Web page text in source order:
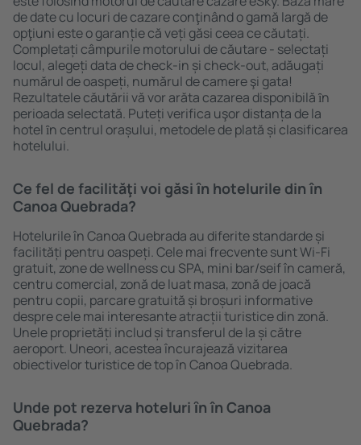
de date cu locuri de cazare conţinând o gamă largă de
opţiuni este o garanție că veți găsi ceea ce căutați.
Completați câmpurile motorului de căutare - selectați
locul, alegeți data de check-in și check-out, adăugați
numărul de oaspeți, numărul de camere şi gata!
Rezultatele căutării vă vor arăta cazarea disponibilă ȋn
perioada selectată. Puteți verifica uşor distanța de la
hotel ȋn centrul orașului, metodele de plată și clasificarea
hotelului.
Ce fel de facilităţi voi găsi ȋn hotelurile din în
Canoa Quebrada?
Hotelurile în Canoa Quebrada au diferite standarde și
facilități pentru oaspeți. Cele mai frecvente sunt Wi-Fi
gratuit, zone de wellness cu SPA, mini bar/seif în cameră,
centru comercial, zonă de luat masa, zonă de joacă
pentru copii, parcare gratuită și broșuri informative
despre cele mai interesante atracții turistice din zonă.
Unele proprietăți includ și transferul de la și către
aeroport. Uneori, acestea încurajează vizitarea
obiectivelor turistice de top în Canoa Quebrada.
Unde pot rezerva hoteluri ȋn în Canoa
Quebrada?